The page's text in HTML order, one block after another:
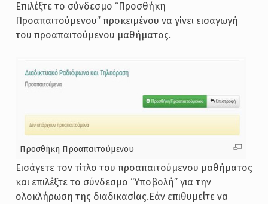
Επιλέξτε το σύνδεσμο “Προσθήκη
Προαπαιτούμενου” προκειμένου να γίνει εισαγωγή
του προαπαιτούμενου μαθήματος.
Προσθήκη Προαπαιτούμενου
Εισάγετε τον τίτλο του προαπαιτούμενου μαθήματος
και επιλέξτε το σύνδεσμο “Υποβολή” για την
ολοκλήρωση της διαδικασίας.Εάν επιθυμείτε να